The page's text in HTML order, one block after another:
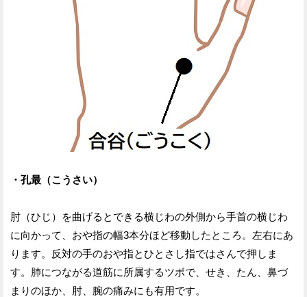
・孔最（こうさい）
肘（ひじ）を曲げるとできる横じわの外側から手首の横じわ
に向かって、おや指の幅3本分ほど移動したところ。左右にあ
ります。反対の手のおや指とひとさし指ではさんで押しま
す。肺につながる道筋に所属するツボで、せき、たん、鼻づ
まりのほか、肘、腕の痛みにも有用です。